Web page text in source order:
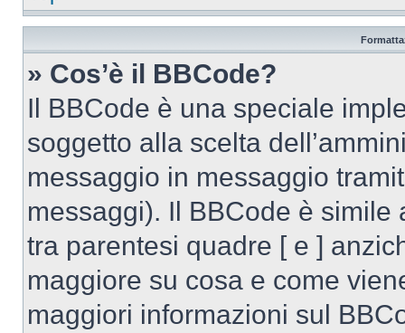
» Cos’è il BBCode?
Il BBCode è una speciale
soggetto alla scelta
messaggio in messaggio
messaggi). Il BBCode è simile
tra parentesi quadre [ e ]
maggiore su cosa e come
maggiori informazioni sul